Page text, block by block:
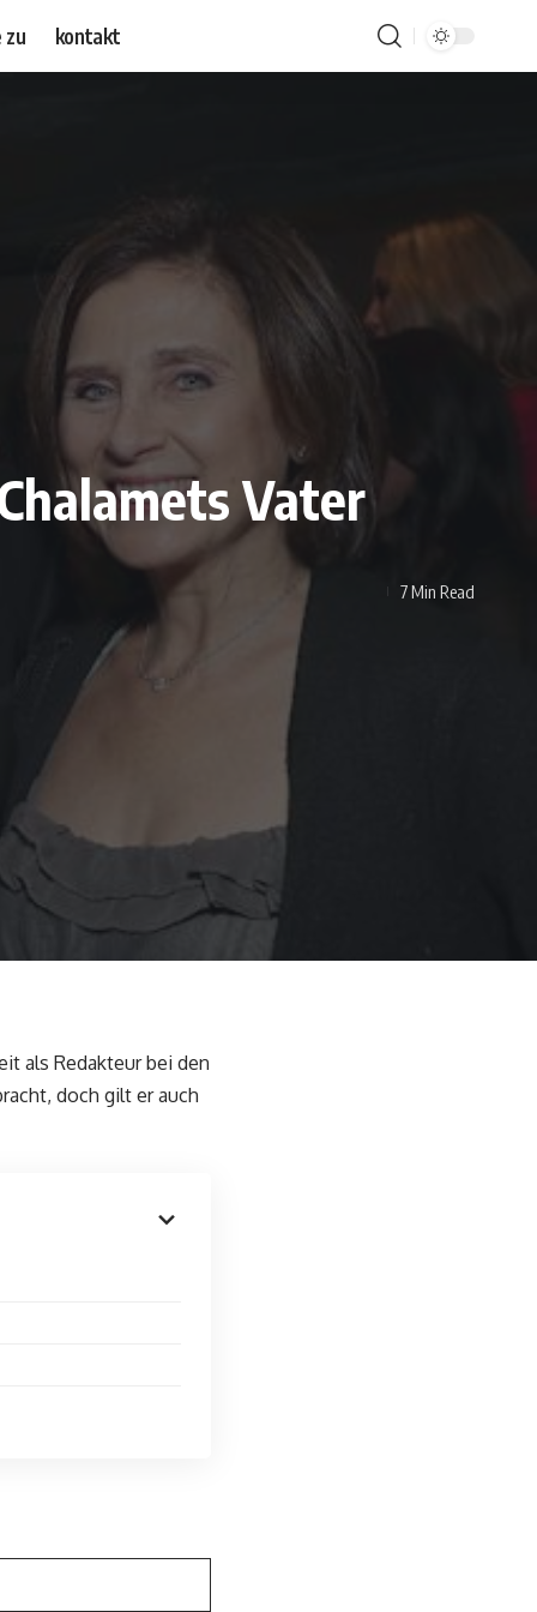
zu kontakt
Vater
7 Min Read
als Redakteur bei den
doch gilt er auch